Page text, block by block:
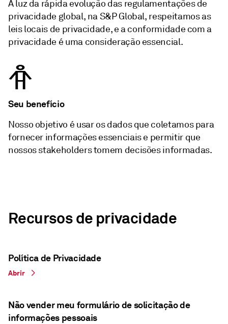
À luz da rápida evolução das regulamentações de
privacidade global, na S&P Global, respeitamos as
leis locais de privacidade, e a conformidade com a
privacidade é uma consideração essencial.
Seu benefício
Nosso objetivo é usar os dados que coletamos para
fornecer informações essenciais e permitir que
nossos stakeholders tomem decisões informadas.
Recursos de privacidade
Política de Privacidade
Abrir
Não vender meu formulário de solicitação de
informações pessoais